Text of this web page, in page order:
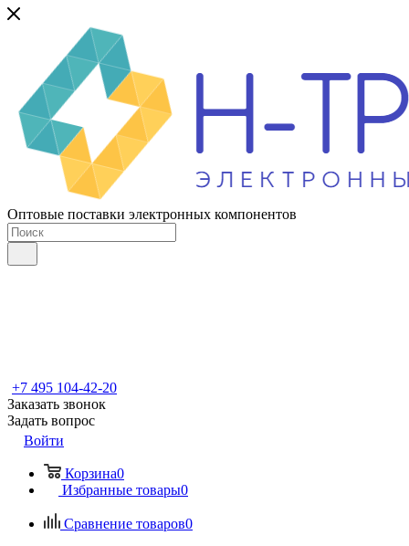
Оптовые поставки электронных компонентов
+7 495 104-42-20
Заказать звонок
Задать вопрос
Войти
Корзина0
Избранные товары0
Сравнение товаров0